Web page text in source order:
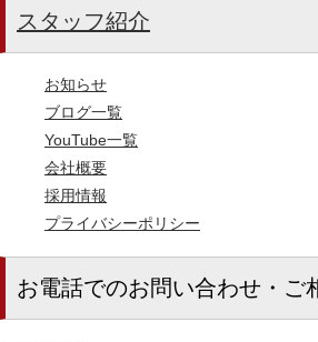
スタッフ紹介
お知らせ
ブログ一覧
YouTube一覧
会社概要
採用情報
プライバシーポリシー
お電話でのお問い合わせ・ご